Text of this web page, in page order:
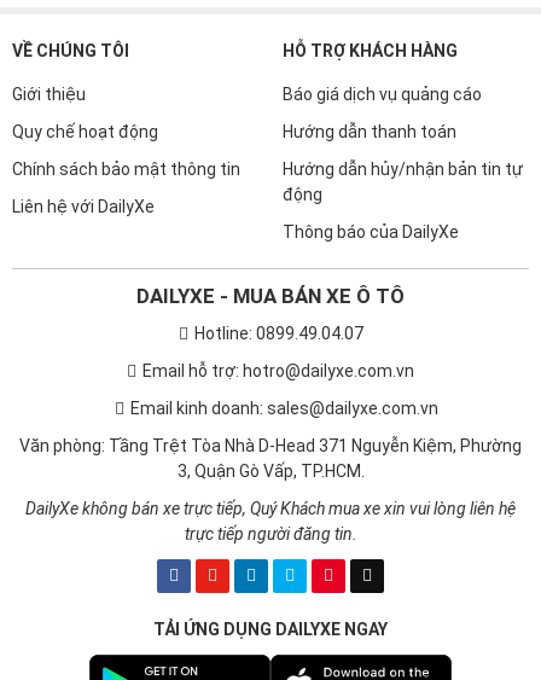
VỀ CHÚNG TÔI
Giới thiệu
Quy chế hoạt động
Chính sách bảo mật thông tin
Liên hệ với DailyXe
HỖ TRỢ KHÁCH HÀNG
Báo giá dịch vụ quảng cáo
Hướng dẫn thanh toán
Hướng dẫn hủy/nhận bản tin tự
động
Thông báo của DailyXe
DAILYXE - MUA BÁN XE Ô TÔ
Hotline: 0899.49.04.07
Email hỗ trợ: hotro@dailyxe.com.vn
Email kinh doanh: sales@dailyxe.com.vn
Văn phòng: Tầng Trệt Tòa Nhà D-Head 371 Nguyễn Kiệm, Phường
3, Quận Gò Vấp, TP.HCM.
DailyXe không bán xe trực tiếp, Quý Khách mua xe xin vui lòng liên hệ
trực tiếp người đăng tin.
TẢI ỨNG DỤNG DAILYXE NGAY